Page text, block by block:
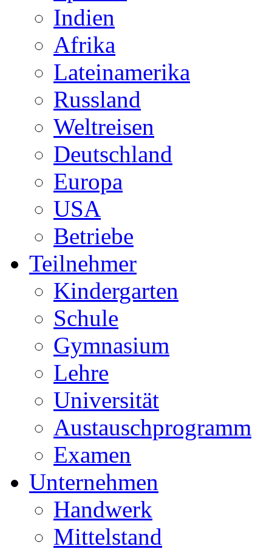
Indien
Afrika
Lateinamerika
Russland
Weltreisen
Deutschland
Europa
USA
Betriebe
Teilnehmer
Kindergarten
Schule
Gymnasium
Lehre
Universität
Austauschprogramm
Examen
Unternehmen
Handwerk
Mittelstand